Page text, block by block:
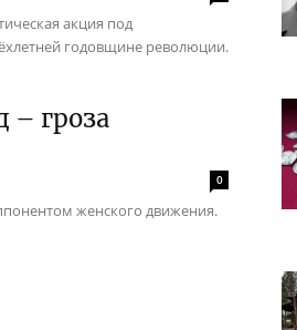
акция под
годовщине революции.
– гроза
0
женского движения.